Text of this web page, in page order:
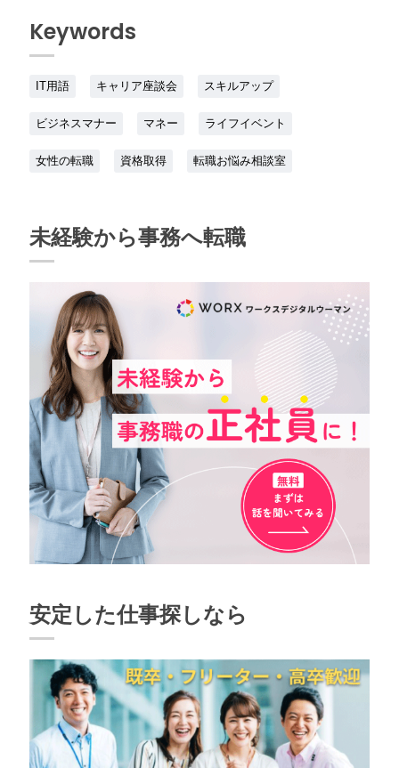
Keywords
IT用語 キャリア座談会 スキルアップ
ビジネスマナー マネー ライフイベント
女性の転職 資格取得 転職お悩み相談室
未経験から事務へ転職
安定した仕事探しなら